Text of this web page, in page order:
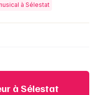
à Sélestat
à Sélestat